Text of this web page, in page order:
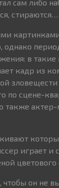
сам либо
стираются…
в
кадр из
по сцене-
также
играет и
цветового
чтобы он не